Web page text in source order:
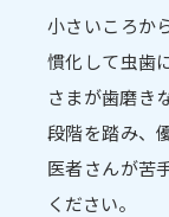
小さいころか
慣化して虫歯
さまが歯磨き
段階を踏み、
医者さんが苦
ください。